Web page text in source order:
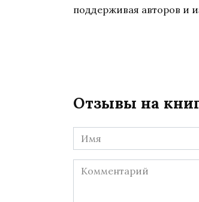
поддерживая авторов и
Отзывы на
Имя
*
Комментарий